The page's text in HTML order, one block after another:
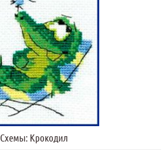
Схемы: Крокодил